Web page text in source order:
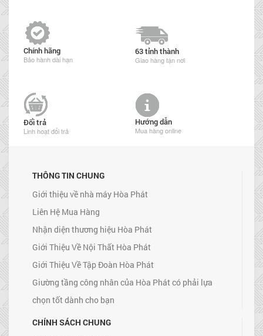
Chính hãng
Bảo hành dài hạn
63 tỉnh thành
Giao hàng tận nơi
Đổi trả
Linh hoạt đổi trả
Hướng dẫn
Mua hàng online
THÔNG TIN CHUNG
Giới thiệu về nhà máy Hòa Phát
Liên Hệ Mua Hàng
Nhận diện thương hiệu Hòa Phát
Giới Thiệu Về Nội Thất Hòa Phát
Giới Thiệu Về Tập Đoàn Hòa Phát
Giường tầng công nhân của Hòa Phát có phải lựa
chọn tốt dành cho bạn
CHÍNH SÁCH CHUNG